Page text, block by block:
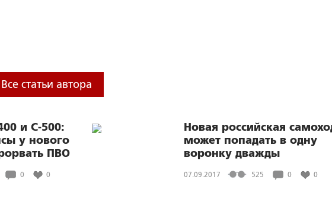
Все статьи автора
и С-500:
у нового
ПВО
0 0
Новая российская
может попадать в одну
воронку дважды
07.09.2017 525 0 0